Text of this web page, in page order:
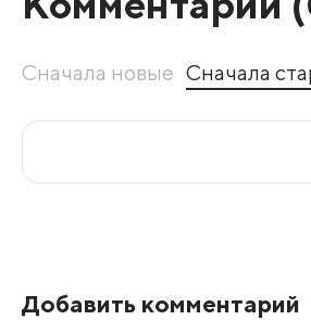
Сначала новые Сначала
Добавить комментарий